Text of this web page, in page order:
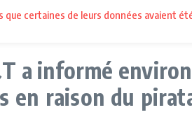
certaines de leurs données avaient
a informé
en raison du